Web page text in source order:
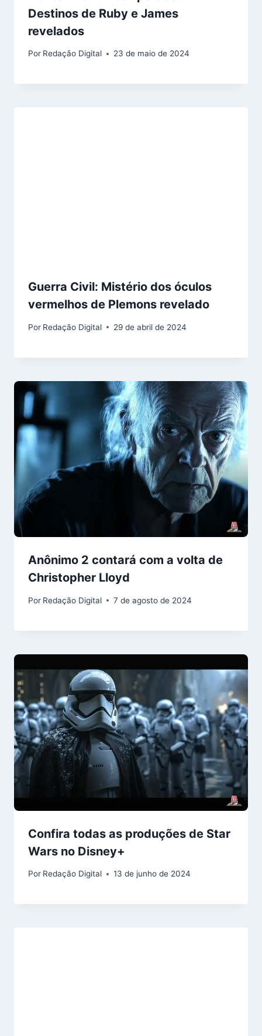
Destinos de Ruby e James
revelados
Por Redação Digital 23 de maio de 2024
Guerra Civil: Mistério dos óculos
vermelhos de Plemons revelado
Por Redação Digital 29 de abril de 2024
Anônimo 2 contará com a volta de
Christopher Lloyd
Por Redação Digital 7 de agosto de 2024
Confira todas as produções de Star
Wars no Disney+
Por Redação Digital 13 de junho de 2024